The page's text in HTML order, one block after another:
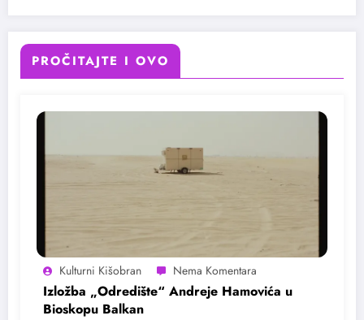
PROČITAJTE I OVO
Kulturni Kišobran
Izložba „Odredište“ Andreje Hamovića u
Bioskopu Balkan